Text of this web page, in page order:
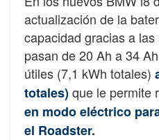
actualización de la
capacidad gracias a
pasan de 20 Ah a 34
útiles (7,1 kWh totales)
totales)que le permite
en modo eléctrico
el Roadster.